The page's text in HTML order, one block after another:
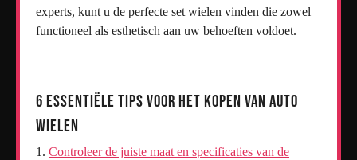
experts, kunt u de perfecte set wielen vinden die zowel
functioneel als esthetisch aan uw behoeften voldoet.
6 Essentiële Tips voor het Kopen van Auto
Wielen
Controleer de juiste maat en specificaties van de